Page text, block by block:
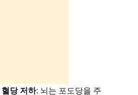
혈당 저하: 뇌는 포도당을 주